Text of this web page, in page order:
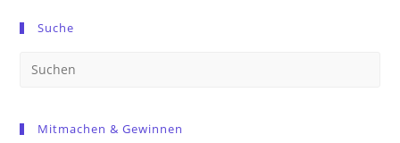
Suche
Mitmachen & Gewinnen